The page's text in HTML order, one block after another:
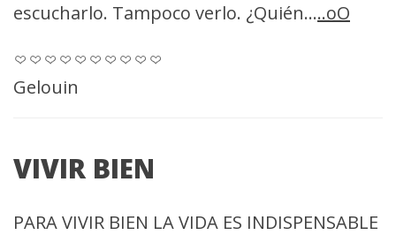
escucharlo. Tampoco verlo. ¿Quién.....oO
Gelouin
VIVIR BIEN
PARA VIVIR BIEN LA VIDA ES INDISPENSABLE